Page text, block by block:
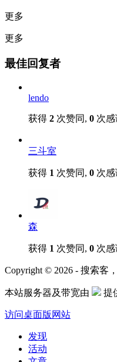
更多
更多
最佳回复者
lendo
获得 2 次赞同, 0 次
三斗室
获得 1 次赞同, 0 次
森
获得 1 次赞同, 0 次
Copyright © 2026 - 搜索客
本站服务器及带宽由 提
访问桌面版网站
发现
活动